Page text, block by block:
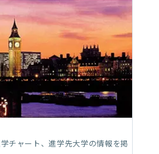
チャート、進学先大学の情報を掲